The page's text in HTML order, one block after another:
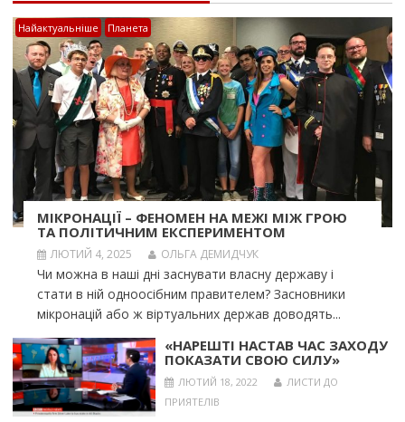
Найактуальніше Планета
МІКРОНАЦІЇ – ФЕНОМЕН НА МЕЖІ МІЖ ГРОЮ
ТА ПОЛІТИЧНИМ ЕКСПЕРИМЕНТОМ
ЛЮТИЙ 4, 2025 ОЛЬГА ДЕМИДЧУК
Чи можна в наші дні заснувати власну державу і
стати в ній одноосібним правителем? Засновники
мікронацій або ж віртуальних держав доводять...
«НАРЕШТІ НАСТАВ ЧАС ЗАХОДУ
ПОКАЗАТИ СВОЮ СИЛУ»
ЛЮТИЙ 18, 2022
ЛИСТИ ДО
ПРИЯТЕЛІВ